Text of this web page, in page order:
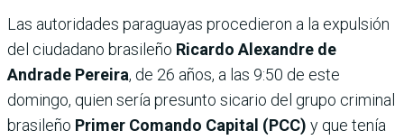
Las autoridades paraguayas procedieron a la expulsión
del ciudadano brasileño Ricardo Alexandre de
Andrade Pereira, de 26 años, a las 9:50 de este
domingo, quien sería presunto sicario del grupo criminal
brasileño Primer Comando Capital (PCC) y que tenía